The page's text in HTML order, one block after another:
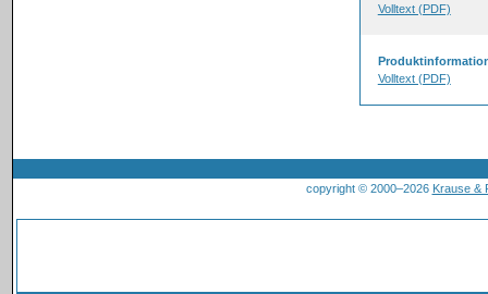
Volltext (PDF)
Volltext (PDF)
copyright © 2000–2026 Krause &